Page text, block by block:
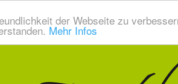
der Webseite zu
Mehr Infos